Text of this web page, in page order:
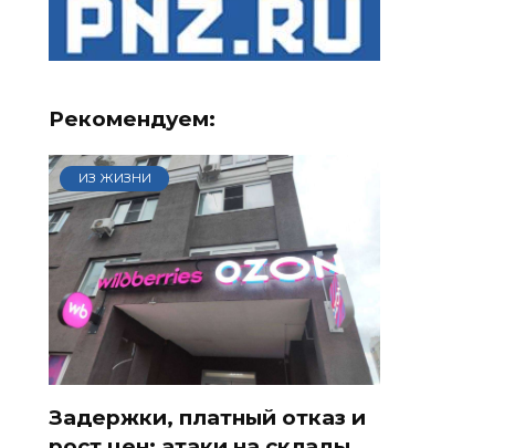
Рекомендуем:
ИЗ ЖИЗНИ
Задержки, платный отказ и